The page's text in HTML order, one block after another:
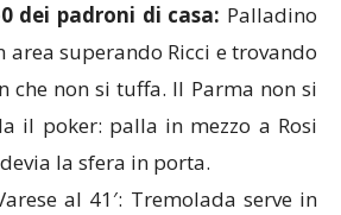
dei padroni di casa: Palladino
area superando Ricci e trovando
che non si tuffa. Il Parma non si
il poker: palla in mezzo a Rosi
la sfera in porta.
al 41′: Tremolada serve in